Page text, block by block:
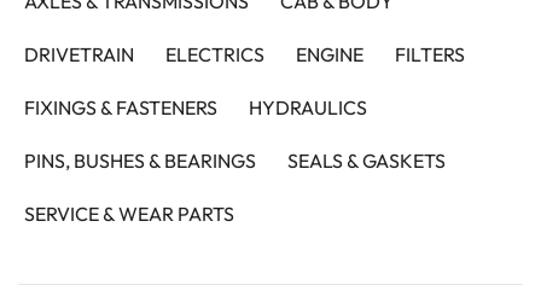
DRIVETRAIN ELECTRICS ENGINE FILTERS
FIXINGS & FASTENERS HYDRAULICS
PINS, BUSHES & BEARINGS SEALS & GASKETS
SERVICE & WEAR PARTS